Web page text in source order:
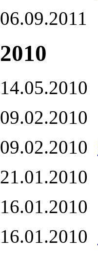
06.09.2011
2010
14.05.2010
09.02.2010
09.02.2010
21.01.2010
16.01.2010
16.01.2010